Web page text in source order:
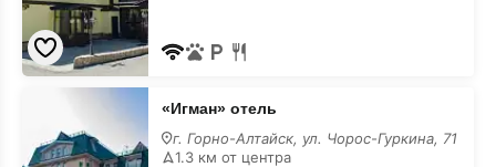
лучшие
«Игман» отель
г. Горно-Алтайск, ул. Чорос-Гуркина, 71
1.3 км от центра